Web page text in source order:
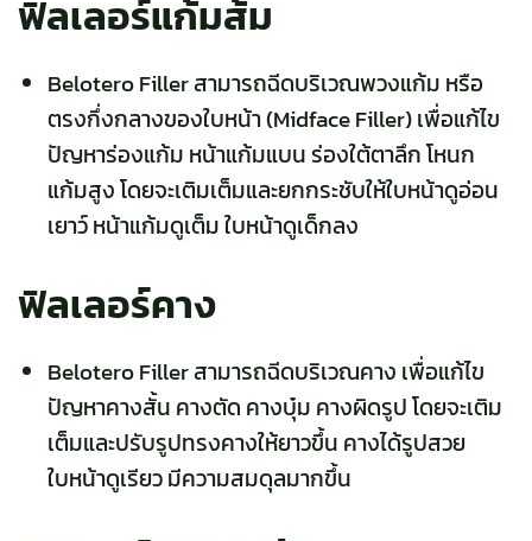
ฟิลเลอร์แก้มส้ม
Belotero Filler สามารถฉีดบริเวณพวงแก้ม หรือ
ตรงกึ่งกลางของใบหน้า (Midface Filler) เพื่อแก้ไข
ปัญหาร่องแก้ม หน้าแก้มแบน ร่องใต้ตาลึก โหนก
แก้มสูง โดยจะเติมเต็มและยกกระชับให้ใบหน้าดูอ่อน
เยาว์ หน้าแก้มดูเต็ม ใบหน้าดูเด็กลง
ฟิลเลอร์คาง
Belotero Filler สามารถฉีดบริเวณคาง เพื่อแก้ไข
ปัญหาคางสั้น คางตัด คางบุ๋ม คางผิดรูป โดยจะเติม
เต็มและปรับรูปทรงคางให้ยาวขึ้น คางได้รูปสวย
ใบหน้าดูเรียว มีความสมดุลมากขึ้น